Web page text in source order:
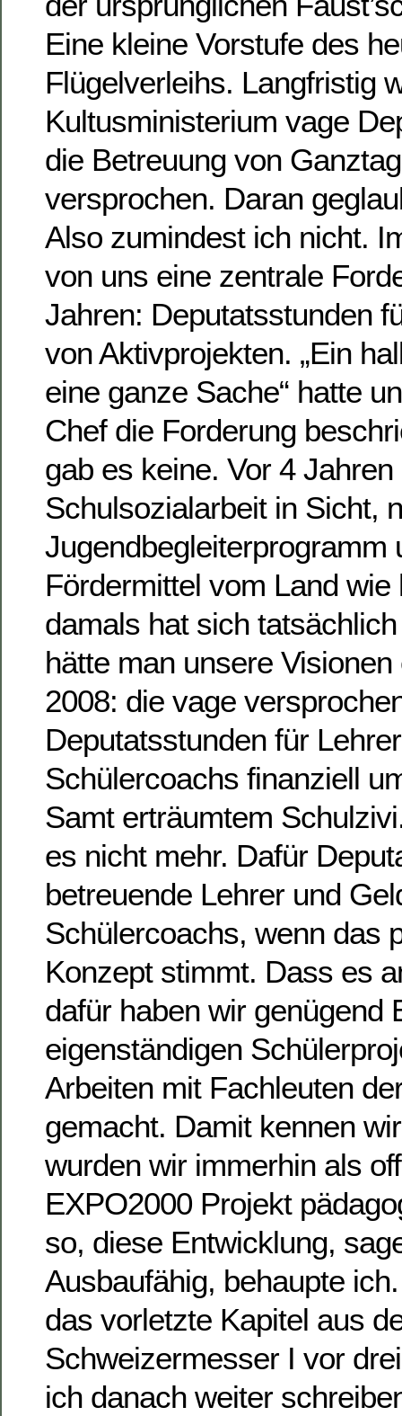
Eine kleine Vorstufe des
Flügelverleihs. Langfristig
Kultusministerium vage
die Betreuung von
versprochen. Daran
Also zumindest ich nicht.
von uns eine zentrale
Jahren: Deputatsstunden
von Aktivprojekten. „Ein
eine ganze Sache“ hatte
Chef die Forderung
gab es keine. Vor 4
Schulsozialarbeit in Sicht,
Jugendbegleiterprogramm
Fördermittel vom Land wie
damals hat sich
hätte man unsere
2008: die vage
Deputatsstunden für
Schülercoachs finanziell
Samt erträumtem
es nicht mehr. Dafür
betreuende Lehrer und
Schülercoachs, wenn das
Konzept stimmt. Dass es
dafür haben wir genügend
eigenständigen
Arbeiten mit Fachleuten
gemacht. Damit kennen
wurden wir immerhin als
EXPO2000 Projekt
so, diese Entwicklung,
Ausbaufähig, behaupte
das vorletzte Kapitel aus
Schweizermesser I vor
ich danach weiter